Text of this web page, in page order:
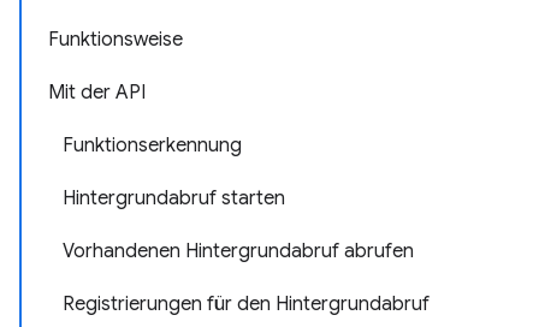
Funktionsweise
Mit der API
Funktionserkennung
Hintergrundabruf starten
Vorhandenen Hintergrundabruf abrufen
Registrierungen für den Hintergrundabruf